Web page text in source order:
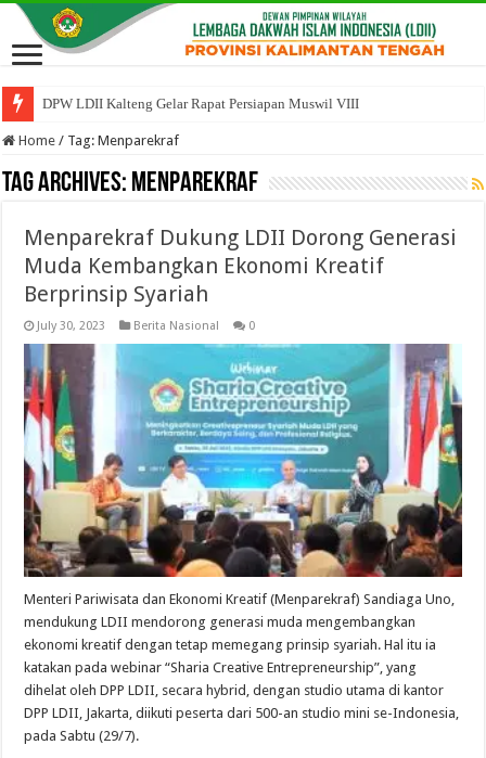
DPW LDII Kalteng Gelar Rapat Persiapan Muswil VIII
Home / Tag:Menparekraf
Tag Archives: Menparekraf
Menparekraf Dukung LDII Dorong Generasi
Muda Kembangkan Ekonomi Kreatif
Berprinsip Syariah
July 30, 2023 Berita Nasional 0
Menteri Pariwisata dan Ekonomi Kreatif (Menparekraf) Sandiaga Uno,
mendukung LDII mendorong generasi muda mengembangkan
ekonomi kreatif dengan tetap memegang prinsip syariah. Hal itu ia
katakan pada webinar “Sharia Creative Entrepreneurship”, yang
dihelat oleh DPP LDII, secara hybrid, dengan studio utama di kantor
DPP LDII, Jakarta, diikuti peserta dari 500-an studio mini se-Indonesia,
pada Sabtu (29/7).